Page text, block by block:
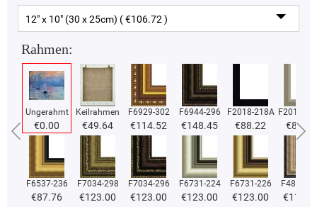
12" x 10" (30 x 25cm) ( €106.72 )
Rahmen:
Ungerahmt
€0.00
Keilrahmen
€49.64
F6929-302
€114.52
F6944-296
€148.45
F2018-218A
€88.22
F2018-
€88.22
F6537-236
€87.76
F7034-298
€123.00
F7034-296
€123.00
F6731-224
€123.00
F6731-226
€123.00
F4827-